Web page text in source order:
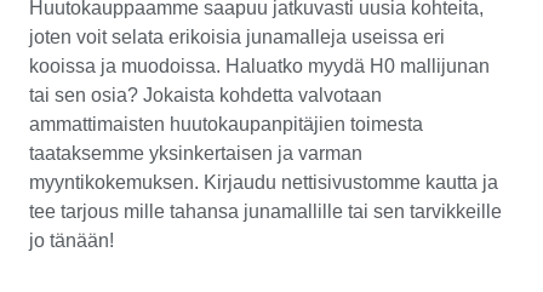
Huutokauppaamme saapuu jatkuvasti uusia kohteita,
joten voit selata erikoisia junamalleja useissa eri
kooissa ja muodoissa. Haluatko myydä H0 mallijunan
tai sen osia? Jokaista kohdetta valvotaan
ammattimaisten huutokaupanpitäjien toimesta
taataksemme yksinkertaisen ja varman
myyntikokemuksen. Kirjaudu nettisivustomme kautta ja
tee tarjous mille tahansa junamallille tai sen tarvikkeille
jo tänään!